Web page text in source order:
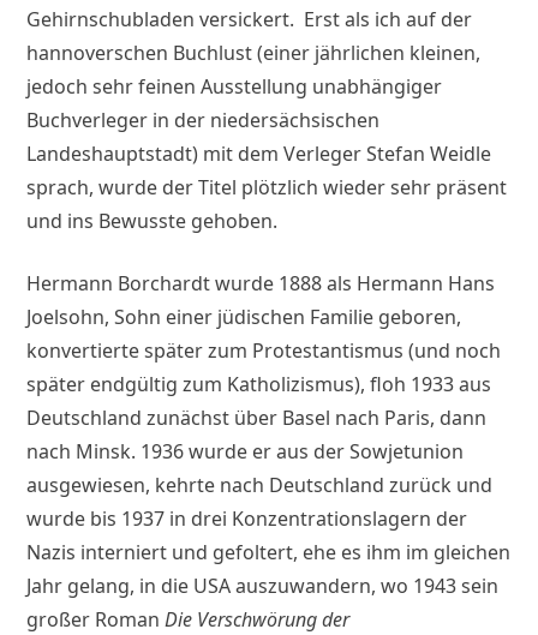
Gehirnschubladen versickert. Erst als ich auf der
hannoverschen Buchlust (einer jährlichen kleinen,
jedoch sehr feinen Ausstellung unabhängiger
Buchverleger in der niedersächsischen
Landeshauptstadt) mit dem Verleger Stefan Weidle
sprach, wurde der Titel plötzlich wieder sehr präsent
und ins Bewusste gehoben.
Hermann Borchardt wurde 1888 als Hermann Hans
Joelsohn, Sohn einer jüdischen Familie geboren,
konvertierte später zum Protestantismus (und noch
später endgültig zum Katholizismus), floh 1933 aus
Deutschland zunächst über Basel nach Paris, dann
nach Minsk. 1936 wurde er aus der Sowjetunion
ausgewiesen, kehrte nach Deutschland zurück und
wurde bis 1937 in drei Konzentrationslagern der
Nazis interniert und gefoltert, ehe es ihm im gleichen
Jahr gelang, in die USA auszuwandern, wo 1943 sein
großer RomanDie Verschwörung der